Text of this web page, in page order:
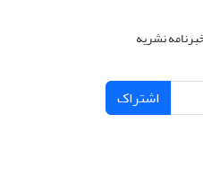
نشریه
اشتراک